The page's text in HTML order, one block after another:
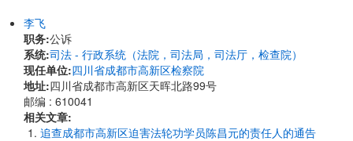
李飞
职务:公诉
系统:司法 - 行政系统（法院，司法局，司法厅，检查院）
现任单位:四川省成都市高新区检察院
地址:四川省成都市高新区天晖北路99号
邮编 : 610041
相关文章:
追查成都市高新区迫害法轮功学员陈昌元的责任人的通告